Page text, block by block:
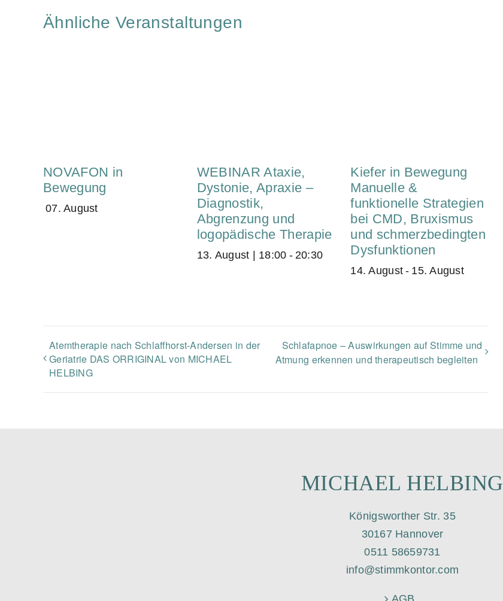
Ähnliche Veranstaltungen
NOVAFON in
Bewegung
07. August
WEBINAR Ataxie,
Dystonie, Apraxie –
Diagnostik,
Abgrenzung und
logopädische Therapie
13. August | 18:00 - 20:30
Kiefer in Bewegung
Manuelle &
funktionelle Strategien
bei CMD, Bruxismus
und schmerzbedingten
Dysfunktionen
14. August - 15. August
Atemtherapie nach Schlaffhorst-Andersen in der
Geriatrie DAS ORRIGINAL von MICHAEL
HELBING
Schlafapnoe – Auswirkungen auf Stimme und
Atmung erkennen und therapeutisch begleiten
MICHAEL HELBING
Königsworther Str. 35
30167 Hannover
0511 58659731
info@stimmkontor.com